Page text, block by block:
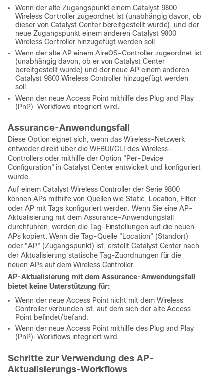
Wenn der alte Zugangspunkt einem Catalyst 9800
Wireless Controller zugeordnet ist (unabhängig davon, ob
dieser von Catalyst Center bereitgestellt wurde), und der
neue Zugangspunkt einem anderen Catalyst 9800
Wireless Controller hinzugefügt werden soll.
Wenn der alte AP einem AireOS-Controller zugeordnet ist
(unabhängig davon, ob er von Catalyst Center
bereitgestellt wurde) und der neue AP einem anderen
Catalyst 9800 Wireless Controller hinzugefügt werden
soll.
Wenn der neue Access Point mithilfe des Plug and Play
(PnP)-Workflows integriert wird.
Assurance-Anwendungsfall
Diese Option eignet sich, wenn das Wireless-Netzwerk
entweder direkt über die WEBUI/CLI des Wireless-
Controllers oder mithilfe der Option "Per-Device
Configuration" in Catalyst Center entwickelt und konfiguriert
wurde.
Auf einem Catalyst Wireless Controller der Serie 9800
können APs mithilfe von Quellen wie Static, Location, Filter
oder AP mit Tags konfiguriert werden. Wenn Sie eine AP-
Aktualisierung mit dem Assurance-Anwendungsfall
durchführen, werden die Tag-Einstellungen auf die neuen
APs kopiert. Wenn die Tag-Quelle "Location" (Standort)
oder "AP" (Zugangspunkt) ist, erstellt Catalyst Center nach
der Aktualisierung statische Tag-Zuordnungen für die
neuen APs auf dem Wireless Controller.
AP-Aktualisierung mit dem Assurance-Anwendungsfall
bietet keine Unterstützung für:
Wenn der neue Access Point nicht mit dem Wireless
Controller verbunden ist, auf dem sich der alte Access
Point befindet/befand.
Wenn der neue Access Point mithilfe des Plug and Play
(PnP)-Workflows integriert wird.
Schritte zur Verwendung des AP-
Aktualisierungs-Workflows